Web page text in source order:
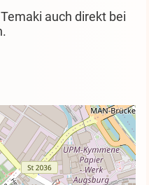
auch direkt bei